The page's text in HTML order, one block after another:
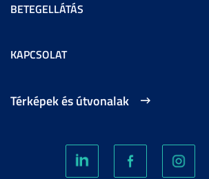
BETEGELLÁTÁS
KAPCSOLAT
Térképek és útvonalak